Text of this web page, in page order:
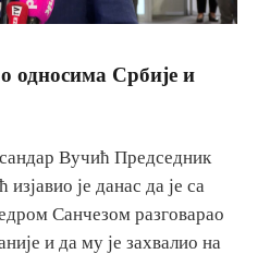
односима Србије и
Вучић Председник
је данас да је са
Санчезом разговарао
и да му је захвалио на